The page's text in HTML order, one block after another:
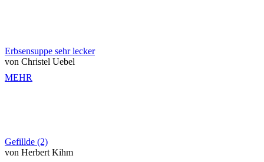
Erbsensuppe sehr lecker
von Christel Uebel
MEHR
Gefillde (2)
von Herbert Kihm